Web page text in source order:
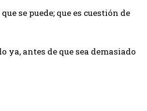
se puede; que es cuestión de
ya, antes de que sea demasiado